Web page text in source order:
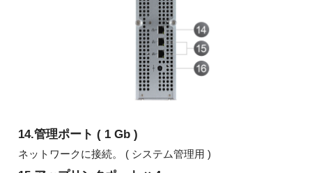
14.管理ポート ( 1 Gb )
ネットワークに接続。 ( システム管理用 )